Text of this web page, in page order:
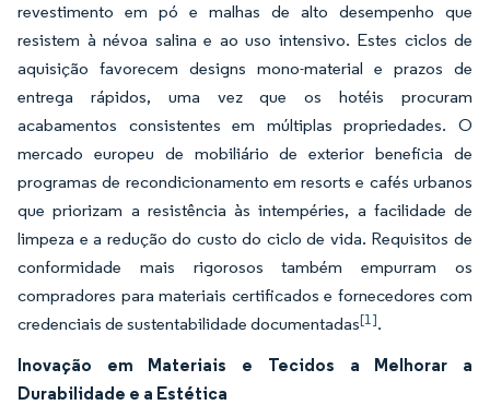
revestimento em pó e malhas de alto desempenho que
resistem à névoa salina e ao uso intensivo. Estes ciclos de
aquisição favorecem designs mono-material e prazos de
entrega rápidos, uma vez que os hotéis procuram
acabamentos consistentes em múltiplas propriedades. O
mercado europeu de mobiliário de exterior beneficia de
programas de recondicionamento em resorts e cafés urbanos
que priorizam a resistência às intempéries, a facilidade de
limpeza e a redução do custo do ciclo de vida. Requisitos de
conformidade mais rigorosos também empurram os
compradores para materiais certificados e fornecedores com
credenciais de sustentabilidade documentadas[1].
Inovação em Materiais e Tecidos a Melhorar a
Durabilidade e a Estética